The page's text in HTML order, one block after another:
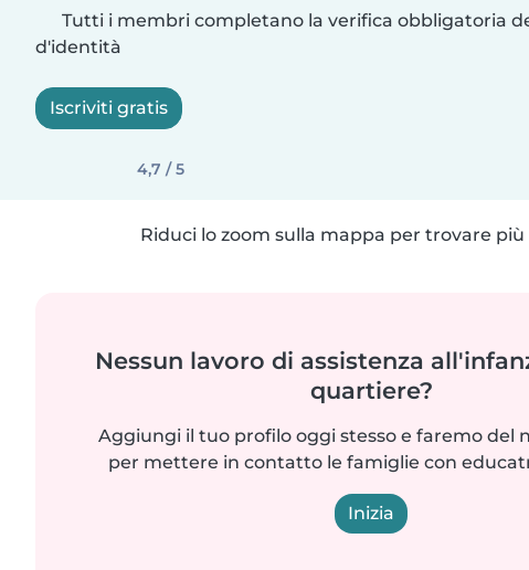
Tutti i membri completano la verifica obbligatoria
d'identità
Iscriviti gratis
4,7 / 5
Riduci lo zoom sulla mappa per trovare
Nessun lavoro di assistenza
quartiere?
Aggiungi il tuo profilo oggi stesso e faremo del
per mettere in contatto le famiglie con
Inizia